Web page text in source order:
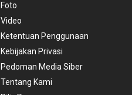
Foto
Video
Ketentuan Penggunaan
Kebijakan Privasi
Pedoman Media Siber
Tentang Kami